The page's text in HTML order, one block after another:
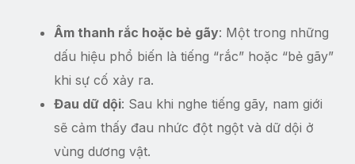
Âm thanh rắc hoặc bẻ gãy: Một trong những
dấu hiệu phổ biến là tiếng “rắc” hoặc “bẻ gãy”
khi sự cố xảy ra.
Đau dữ dội: Sau khi nghe tiếng gãy, nam giới
sẽ cảm thấy đau nhức đột ngột và dữ dội ở
vùng dương vật.